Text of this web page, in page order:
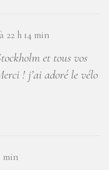
22 h 14 min
et tous vos
! j’ai adoré le vélo
min